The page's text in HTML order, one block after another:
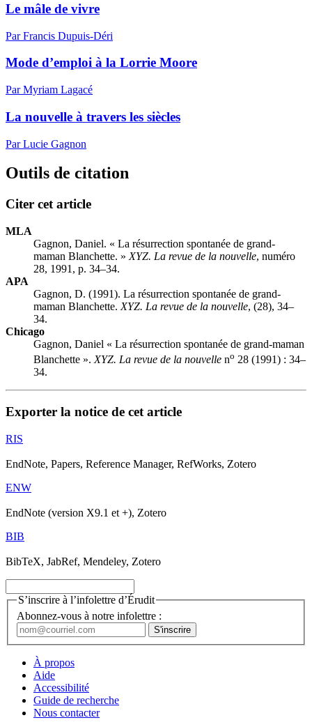
Le mâle de vivre
Par Francis Dupuis-Déri
Mode d’emploi à la Lorrie Moore
Par Myriam Lagacé
La nouvelle à travers les siècles
Par Lucie Gagnon
Outils de citation
Citer cet article
MLA
Gagnon, Daniel. « La résurrection spontanée de grand-
maman Blanchette. » XYZ. La revue de la nouvelle, numéro
28, 1991, p. 34–34.
APA
Gagnon, D. (1991). La résurrection spontanée de grand-
maman Blanchette. XYZ. La revue de la nouvelle, (28), 34–
34.
Chicago
Gagnon, Daniel « La résurrection spontanée de grand-maman
Blanchette ».XYZ. La revue de la nouvelle no 28 (1991) : 34–
34.
Exporter la notice de cet article
RIS
EndNote, Papers, Reference Manager, RefWorks, Zotero
ENW
EndNote (version X9.1 et +), Zotero
BIB
BibTeX, JabRef, Mendeley, Zotero
S’inscrire à l’infolettre d’Érudit
Abonnez-vous à notre infolettre :
À propos
Aide
Accessibilité
Guide de recherche
Nous contacter